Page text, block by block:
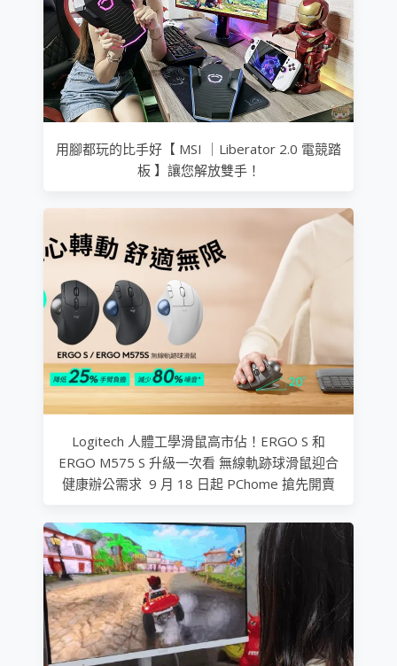
用腳都玩的比手好【 MSI ｜Liberator 2.0 電競踏
板 】讓您解放雙手！
Logitech 人體工學滑鼠高市佔！ERGO S 和
ERGO M575 S 升級一次看 無線軌跡球滑鼠迎合
健康辦公需求 9 月 18 日起 PChome 搶先開賣